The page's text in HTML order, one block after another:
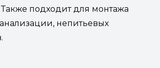
подходит для монтажа
непитьевых